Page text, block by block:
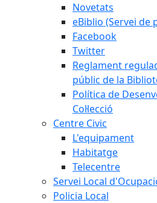
Novetats
eBiblio (Servei de
Facebook
Twitter
Reglament
públic de la
Política de
Col·lecció
Centre Civic
L'equipament
Habitatge
Telecentre
Servei Local
Policia Local